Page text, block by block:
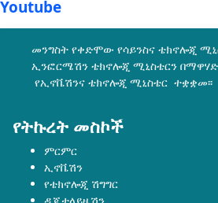
መንግስት የቀድሞው የሳይንስና ቴክኖሎጂ
ኢንፎርሜሽን ቴክኖሎጂ ሚኒስቴርን
የኢኖቬሽንና ቴክኖሎጂ ሚኒስቴር ተቋቋመ፡፡
ምርምር
ኢኖቬሽን
የቴክኖሎጂ ሽግግር
ዲጂታላይዜሽን